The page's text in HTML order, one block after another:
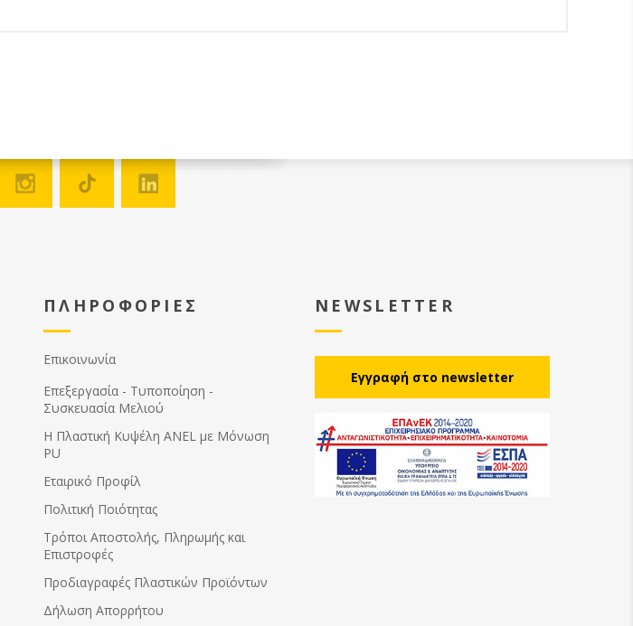
ΠΛΗΡΟΦΟΡΙΕΣ
Επικοινωνία
Επεξεργασία - Τυποποίηση -
Συσκευασία Μελιού
Η Πλαστική Κυψέλη ANEL με Μόνωση
PU
Εταιρικό Προφίλ
Πολιτική Ποιότητας
Τρόποι Αποστολής, Πληρωμής και
Επιστροφές
Προδιαγραφές Πλαστικών Προϊόντων
Δήλωση Απορρήτου
NEWSLETTER
Eγγραφή στο newsletter